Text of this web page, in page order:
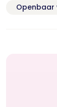
Openbaar